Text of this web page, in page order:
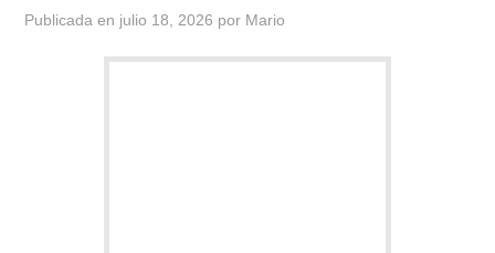
Publicada en julio 18, 2026 por Mario